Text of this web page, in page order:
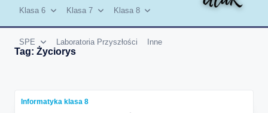
Klasa 6 Klasa 7 Klasa 8
SPE Laboratoria Przyszłości Inne
Tag: Życiorys
Informatyka klasa 8